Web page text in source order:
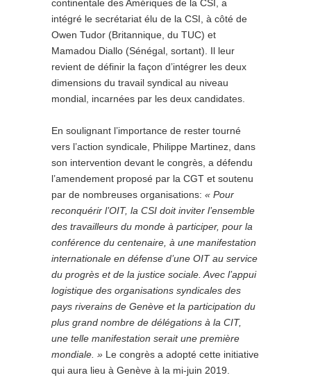
continentale des Amériques de la CSI, a
intégré le secrétariat élu de la CSI, à côté de
Owen Tudor (Britannique, du TUC) et
Mamadou Diallo (Sénégal, sortant). Il leur
revient de définir la façon d’intégrer les deux
dimensions du travail syndical au niveau
mondial, incarnées par les deux candidates.
En soulignant l’importance de rester tourné
vers l’action syndicale, Philippe Martinez, dans
son intervention devant le congrès, a défendu
l’amendement proposé par la CGT et soutenu
par de nombreuses organisations: « Pour
reconquérir l’OIT, la CSI doit inviter l’ensemble
des travailleurs du monde à participer, pour la
conférence du centenaire, à une manifestation
internationale en défense d’une OIT au service
du progrès et de la justice sociale. Avec l’appui
logistique des organisations syndicales des
pays riverains de Genève et la participation du
plus grand nombre de délégations à la CIT,
une telle manifestation serait une première
mondiale » Le congrès a adopté cette initiative
qui aura lieu à Genève à la mi-juin 2019.